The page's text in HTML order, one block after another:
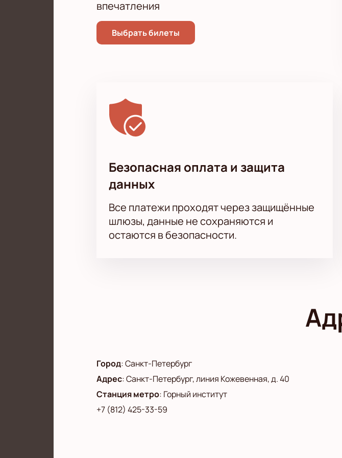
впечатления
Выбрать билеты
Безопасная оплата и защита
данных
Все платежи проходят через защищённые
шлюзы, данные не сохраняются и
остаются в безопасности.
Город:Санкт-Петербург
Адрес:Санкт-Петербург, линия Кожевенная, д. 40
Станция метро: Горный институт
+7 (812) 425-33-59